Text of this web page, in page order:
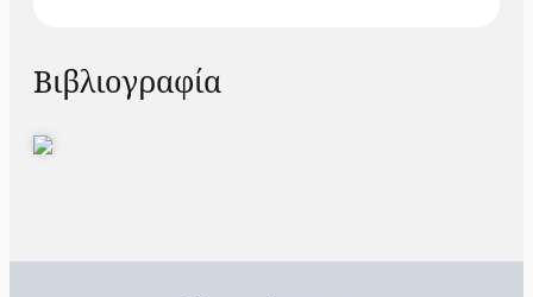
Βιβλιογραφία